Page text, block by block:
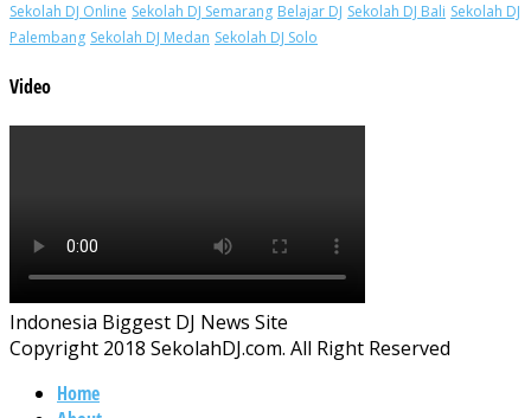
Sekolah DJ Online Sekolah DJ Semarang Belajar DJ Sekolah DJ Bali Sekolah DJ
Palembang Sekolah DJ Medan Sekolah DJ Solo
Video
Indonesia Biggest DJ News Site
Copyright 2018 SekolahDJ.com. All Right Reserved
Home